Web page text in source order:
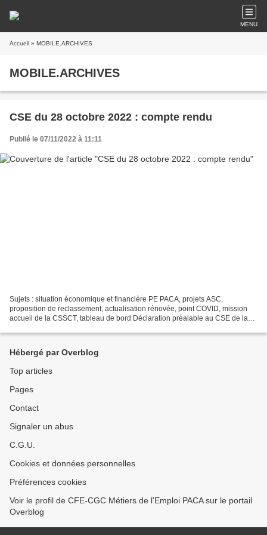
MENU
Accueil » MOBILE.ARCHIVES
MOBILE.ARCHIVES
CSE du 28 octobre 2022 : compte rendu
Publié le 07/11/2022 à 11:11
Sujets : situation économique et financière PE PACA, projets ASC,
proposition de reclassement, actualisation rénovée, point COVID, mission
accueil de la CSSCT, tableau de bord Déclaration préalable au CSE de la
Hébergé par Overblog
Top articles
Pages
Contact
Signaler un abus
C.G.U.
Cookies et données personnelles
Préférences cookies
Voir le profil de CFE-CGC Métiers de l'Emploi PACA sur le portail
Overblog